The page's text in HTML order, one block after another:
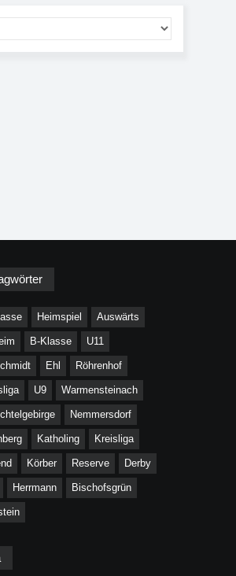
Heimspiel Auswärts
B-Klasse U11
Ehl Röhrenhof
U9 Warmensteinach
Nemmersdorf
Katholing Kreisliga
Körber Reserve Derby
Herrmann Bischofsgrün